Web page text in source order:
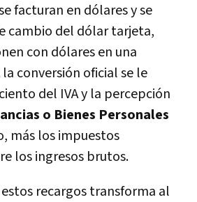
facturan en dólares y se
cambio del dólar tarjeta,
con dólares en una
conversión oficial se le
del IVA y la percepción
o Bienes Personales
más los impuestos
los ingresos brutos.
recargos transforma al